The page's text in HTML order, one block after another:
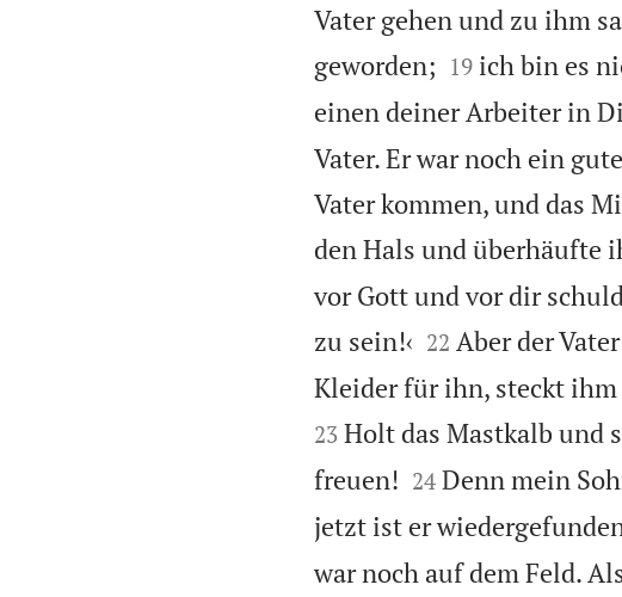
Vater gehen und zu ihm
geworden;
19 ich bin es
einen deiner Arbeiter in
Vater. Er war noch ein
Vater kommen, und das
den Hals und überhäufte
vor Gott und vor dir
zu sein!‹
22 Aber der
Kleider für ihn, steckt
23 Holt das Mastkalb und
freuen!
24 Denn mein
jetzt ist er
war noch auf dem Feld.